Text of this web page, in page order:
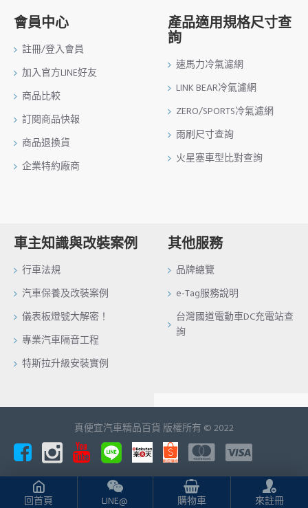
會員中心
註冊/登入會員
加入官方LINE好友
商品比較
訂閱商品快報
商品退換貨
企業特約廠商
產品適用規格尺寸查
詢
速馬力冷氣濾網
LINK BEAR冷氣濾網
ZERO/SPORTS冷氣濾網
雨刷尺寸查詢
火星塞車型比對查詢
車主知識與改裝案例
行車法規
汽車保養及改裝案例
儀表板燈號大解密！
專業汽車隔音工程
特斯拉升級安裝實例
其他服務
品牌總覽
e-Tag服務說明
台灣國道電動車DC充電站查
詢
真便宜汽車精品百貨 版權所有 © 2022
回首頁 LINE@ 購物車 來註冊